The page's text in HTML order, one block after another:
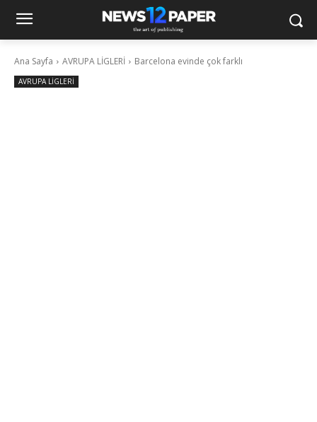
Ana Sayfa AVRUPA LİGLERİ Barcelona evinde çok farklı
AVRUPA LİGLERİ